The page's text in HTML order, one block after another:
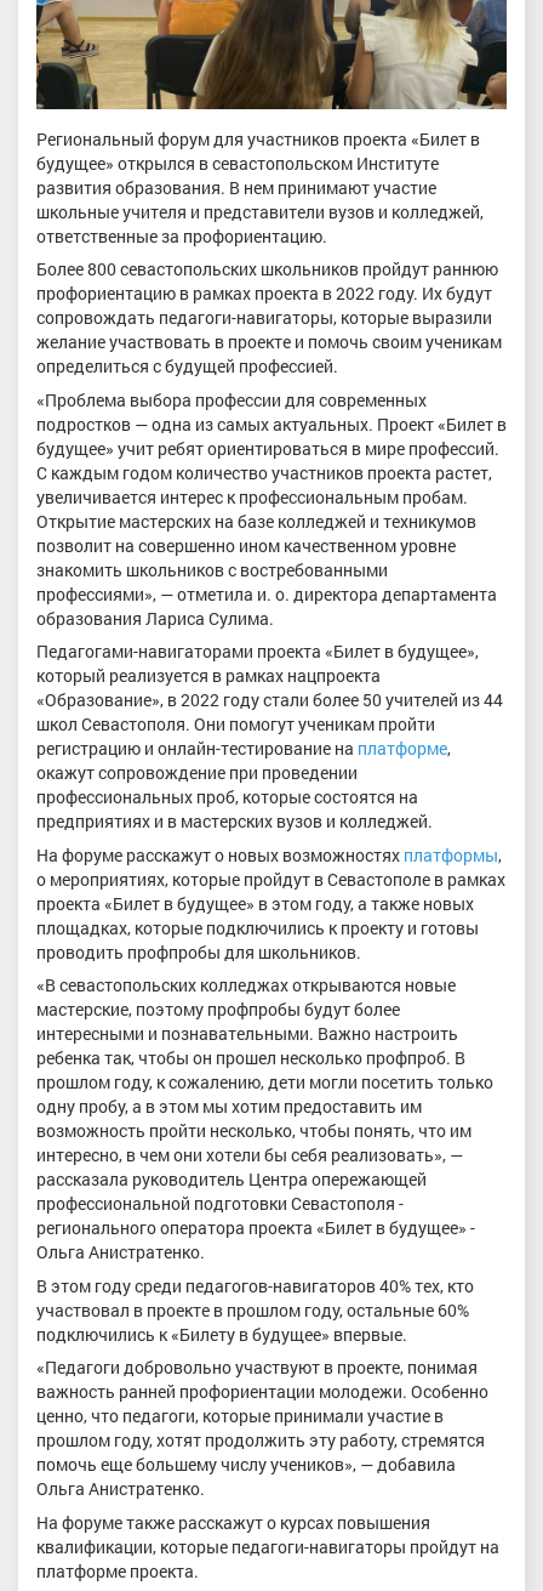
Региональный форум для участников проекта «Билет в
будущее» открылся в севастопольском Институте
развития образования. В нем принимают участие
школьные учителя и представители вузов и колледжей,
ответственные за профориентацию.
Более 800 севастопольских школьников пройдут раннюю
профориентацию в рамках проекта в 2022 году. Их будут
сопровождать педагоги-навигаторы, которые выразили
желание участвовать в проекте и помочь своим ученикам
определиться с будущей профессией.
«Проблема выбора профессии для современных
подростков — одна из самых актуальных. Проект «Билет в
будущее» учит ребят ориентироваться в мире профессий.
С каждым годом количество участников проекта растет,
увеличивается интерес к профессиональным пробам.
Открытие мастерских на базе колледжей и техникумов
позволит на совершенно ином качественном уровне
знакомить школьников с востребованными
профессиями», — отметила и. о. директора департамента
образования Лариса Сулима.
Педагогами-навигаторами проекта «Билет в будущее»,
который реализуется в рамках нацпроекта
«Образование», в 2022 году стали более 50 учителей из 44
школ Севастополя. Они помогут ученикам пройти
регистрацию и онлайн-тестирование на платформе,
окажут сопровождение при проведении
профессиональных проб, которые состоятся на
предприятиях и в мастерских вузов и колледжей.
На форуме расскажут о новых возможностях платформы,
о мероприятиях, которые пройдут в Севастополе в рамках
проекта «Билет в будущее» в этом году, а также новых
площадках, которые подключились к проекту и готовы
проводить профпробы для школьников.
«В севастопольских колледжах открываются новые
мастерские, поэтому профпробы будут более
интересными и познавательными. Важно настроить
ребенка так, чтобы он прошел несколько профпроб. В
прошлом году, к сожалению, дети могли посетить только
одну пробу, а в этом мы хотим предоставить им
возможность пройти несколько, чтобы понять, что им
интересно, в чем они хотели бы себя реализовать», —
рассказала руководитель Центра опережающей
профессиональной подготовки Севастополя -
регионального оператора проекта «Билет в будущее» -
Ольга Анистратенко.
В этом году среди педагогов-навигаторов 40% тех, кто
участвовал в проекте в прошлом году, остальные 60%
подключились к «Билету в будущее» впервые.
«Педагоги добровольно участвуют в проекте, понимая
важность ранней профориентации молодежи. Особенно
ценно, что педагоги, которые принимали участие в
прошлом году, хотят продолжить эту работу, стремятся
помочь еще большему числу учеников», — добавила
Ольга Анистратенко.
На форуме также расскажут о курсах повышения
квалификации, которые педагоги-навигаторы пройдут на
платформе проекта.